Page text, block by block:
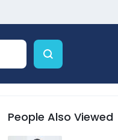
People Also Viewed